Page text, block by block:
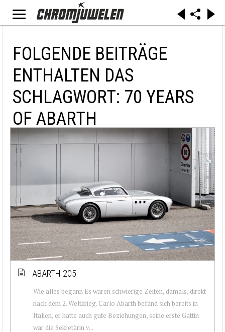
FOLGENDE BEITRÄGE
ENTHALTEN DAS
SCHLAGWORT: 70 YEARS
OF ABARTH
ABARTH 205
Wie alles begann Es waren schwierige Zeiten, damals, direkt
nach dem 2. Weltkrieg. Carlo Abarth befand sich bereits in
Italien, er hatte auch gute Beziehungen, seine erste Gattin
war die Sekretärin v...